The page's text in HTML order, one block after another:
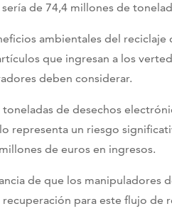
de 74,4 millones de
ambientales del
que ingresan a los
deben considerar.
de desechos
representa un riesgo
de euros en ingresos.
de que los manipuladores
para este flujo de